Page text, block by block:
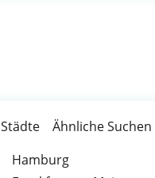
Ähnliche Suchen
Hamburg